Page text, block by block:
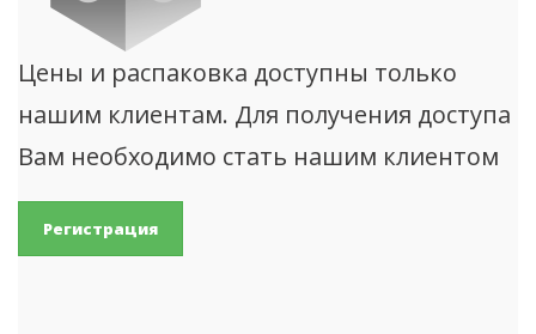
Цены и распаковка доступны только
нашим клиентам. Для получения доступа
Вам необходимо стать нашим клиентом
Регистрация